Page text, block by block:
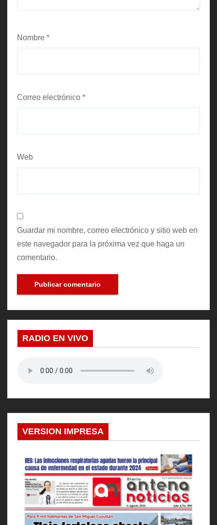
Nombre *
Correo electrónico *
Web
Guardar mi nombre, correo electrónico y sitio web en
este navegador para la próxima vez que haga un
comentario.
RADIO EN VIVO
VERSION IMPRESA